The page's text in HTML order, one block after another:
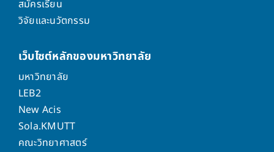
สมัครเรียน
วิจัยและนวัตกรรม
เว็บไซต์หลักของมหาวิทยาลัย
มหาวิทยาลัย
LEB2
New Acis
Sola.KMUTT
คณะวิทยาศาสตร์